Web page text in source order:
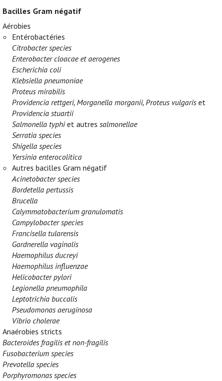
Bacilles Gram négatif
Aérobies
Entérobactéries
Citrobacter species
Enterobacter cloacae et aerogenes
Escherichia coli
Klebsiella pneumoniae
Proteus mirabilis
Providencia rettgeri, Morganella morganii, Proteus vulgaris et
Providencia stuartii
Salmonella typhiet autressalmonellae
Serratia species
Shigella species
Yersinia enterocolitica
Autres bacilles Gram négatif
Acinetobacter species
Bordetella pertussis
Brucella
Calymmatobacterium granulomatis
Campylobacter species
Francisella tularensis
Gardnerella vaginalis
Haemophilus ducreyi
Haemophilus influenzae
Helicobacter pylori
Legionella pneumophila
Leptotrichia buccalis
Pseudomonas aeruginosa
Vibrio cholerae
Anaérobies stricts
Bacteroides fragilis et non-fragilis
Fusobacterium species
Prevotella species
Porphyromonas species